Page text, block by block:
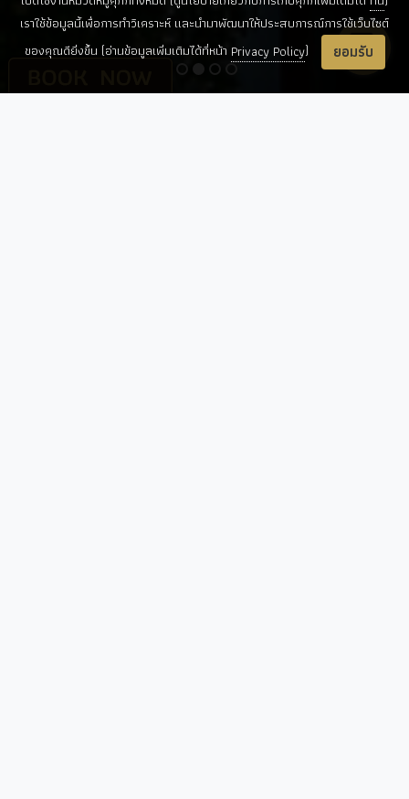
เราใช้ข้อมูลนี้เพื่อการทำวิเคราะห์ และนำมาพัฒนาให้ประสบการณ์การใช้เว็บไซต์
ของคุณดียิ่งขึ้น (อ่านข้อมูลเพิ่มเติมได้ที่หน้า Privacy Policy) ยอมรับ